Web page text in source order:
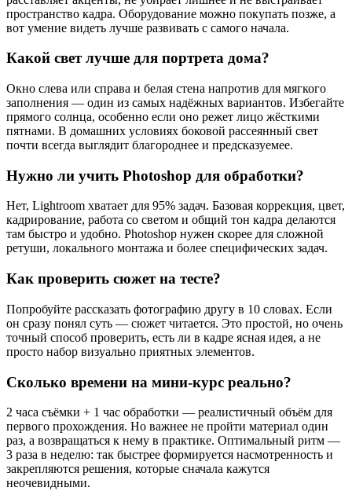
пространство кадра. Оборудование можно покупать позже, а
вот умение видеть лучше развивать с самого начала.
Какой свет лучше для портрета дома?
Окно слева или справа и белая стена напротив для мягкого
заполнения — один из самых надёжных вариантов. Избегайте
прямого солнца, особенно если оно режет лицо жёсткими
пятнами. В домашних условиях боковой рассеянный свет
почти всегда выглядит благороднее и предсказуемее.
Нужно ли учить Photoshop для обработки?
Нет, Lightroom хватает для 95% задач. Базовая коррекция, цвет,
кадрирование, работа со светом и общий тон кадра делаются
там быстро и удобно. Photoshop нужен скорее для сложной
ретуши, локального монтажа и более специфических задач.
Как проверить сюжет на тесте?
Попробуйте рассказать фотографию другу в 10 словах. Если
он сразу понял суть — сюжет читается. Это простой, но очень
точный способ проверить, есть ли в кадре ясная идея, а не
просто набор визуально приятных элементов.
Сколько времени на мини-курс реально?
2 часа съёмки + 1 час обработки — реалистичный объём для
первого прохождения. Но важнее не пройти материал один
раз, а возвращаться к нему в практике. Оптимальный ритм —
3 раза в неделю: так быстрее формируется насмотренность и
закрепляются решения, которые сначала кажутся
неочевидными.